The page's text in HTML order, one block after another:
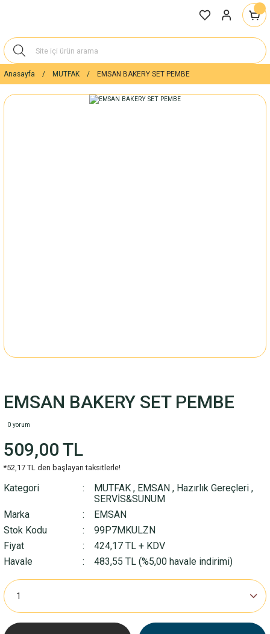
Anasayfa MUTFAK EMSAN BAKERY SET PEMBE
EMSAN BAKERY SET PEMBE
0 yorum
509,00 TL
*52,17 TL den başlayan taksitlerle!
Kategori MUTFAK , EMSAN , Hazırlık Gereçleri ,
SERVİS&SUNUM
Marka
EMSAN
Stok Kodu
99P7MKULZN
Fiyat
424,17 TL + KDV
Havale
483,55 TL (%5,00 havale indirimi)